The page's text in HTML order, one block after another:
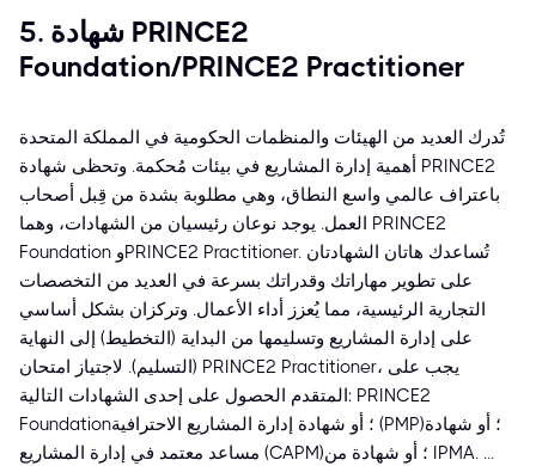
5. شهادة PRINCE2
Foundation/PRINCE2 Practitioner
تُدرك العديد من الهيئات والمنظمات الحكومية في المملكة المتحدة
أهمية إدارة المشاريع في بيئات مُحكمة. وتحظى شهادة PRINCE2
باعتراف عالمي واسع النطاق، وهي مطلوبة بشدة من قِبل أصحاب
العمل. يوجد نوعان رئيسيان من الشهادات، وهما PRINCE2
Foundation وPRINCE2 Practitioner. تُساعدك هاتان الشهادتان
على تطوير مهاراتك وقدراتك بسرعة في العديد من التخصصات
التجارية الرئيسية، مما يُعزز أداء الأعمال. وتركزان بشكل أساسي
على إدارة المشاريع وتسليمها من البداية (التخطيط) إلى النهاية
(التسليم). لاجتياز امتحان PRINCE2 Practitioner، يجب على
المتقدم الحصول على إحدى الشهادات التالية: PRINCE2
Foundation؛ أو شهادة إدارة المشاريع الاحترافية (PMP)؛ أو شهادة
مساعد معتمد في إدارة المشاريع (CAPM)؛ أو شهادة من IPMA. ...